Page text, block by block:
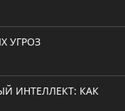
УГРОЗ
ИНТЕЛЛЕКТ: КАК